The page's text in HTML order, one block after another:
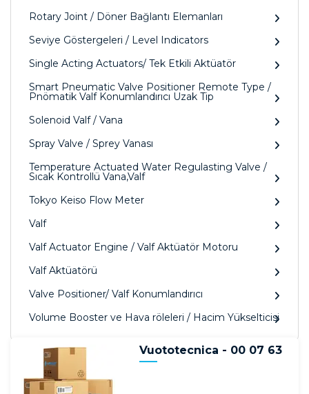
Rotary Joint / Döner Bağlantı Elemanları
Seviye Göstergeleri / Level Indicators
Single Acting Actuators/ Tek Etkili Aktüatör
Smart Pneumatic Valve Positioner Remote Type /
Pnömatik Valf Konumlandırıcı Uzak Tip
Solenoid Valf / Vana
Spray Valve / Sprey Vanası
Temperature Actuated Water Regulasting Valve /
Sıcak Kontrollü Vana,Valf
Tokyo Keiso Flow Meter
Valf
Valf Actuator Engine / Valf Aktüatör Motoru
Valf Aktüatörü
Valve Positioner/ Valf Konumlandırıcı
Volume Booster ve Hava röleleri / Hacim Yükselticisi
Vuototecnica - 00 07 63